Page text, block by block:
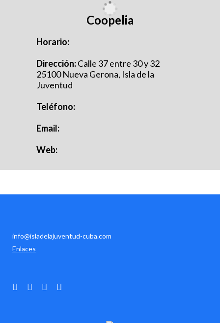
Coopelia
Horario:
Dirección:Calle 37 entre 30 y 32
25100 Nueva Gerona, Isla de la
Juventud
Teléfono:
Email:
Web:
info@isladelajuventud-cuba.com
Enlaces